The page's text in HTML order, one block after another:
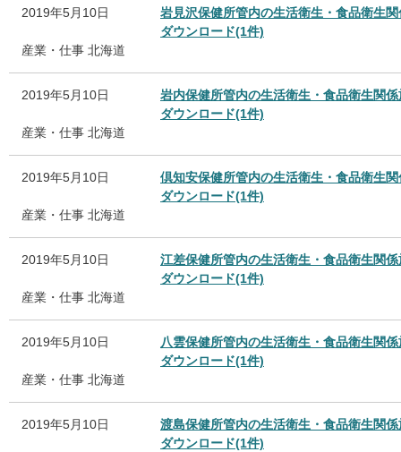
2019年5月10日
岩見沢保健所管内の生活衛生・食品衛生
ダウンロード(1件)
産業・仕事 北海道
2019年5月10日
岩内保健所管内の生活衛生・食品衛生関
ダウンロード(1件)
産業・仕事 北海道
2019年5月10日
倶知安保健所管内の生活衛生・食品衛生
ダウンロード(1件)
産業・仕事 北海道
2019年5月10日
江差保健所管内の生活衛生・食品衛生関
ダウンロード(1件)
産業・仕事 北海道
2019年5月10日
八雲保健所管内の生活衛生・食品衛生関
ダウンロード(1件)
産業・仕事 北海道
2019年5月10日
渡島保健所管内の生活衛生・食品衛生関
ダウンロード(1件)